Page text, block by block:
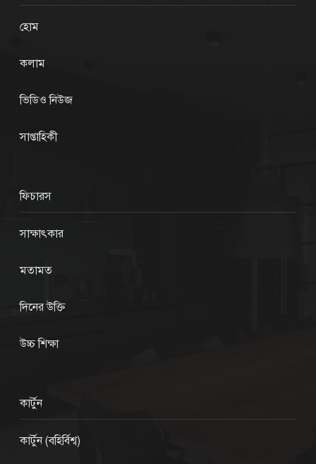
হোম
কলাম
ভিডিও নিউজ
সাপ্তাহিকী
ফিচারস
সাক্ষাৎকার
মতামত
দিনের উক্তি
উচ্চ শিক্ষা
কার্টুন
কার্টুন (বহির্বিশ্ব)